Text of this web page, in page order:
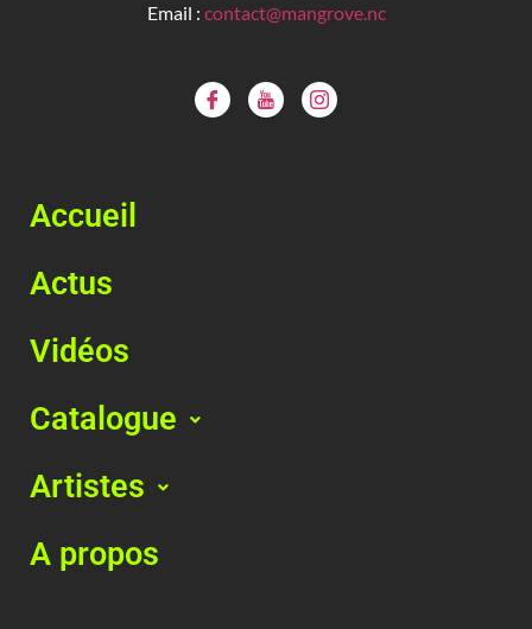
Email : contact@mangrove.nc
Accueil
Actus
Vidéos
Catalogue
Artistes
A propos